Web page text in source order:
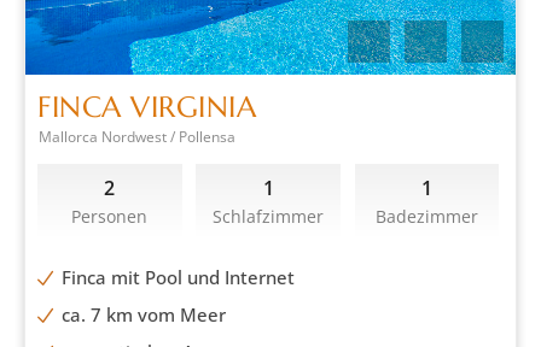
FINCA VIRGINIA
Mallorca Nordwest / Pollensa
2
Personen
1
Schlafzimmer
1
Badezimmer
Finca mit Pool und Internet
ca. 7 km vom Meer